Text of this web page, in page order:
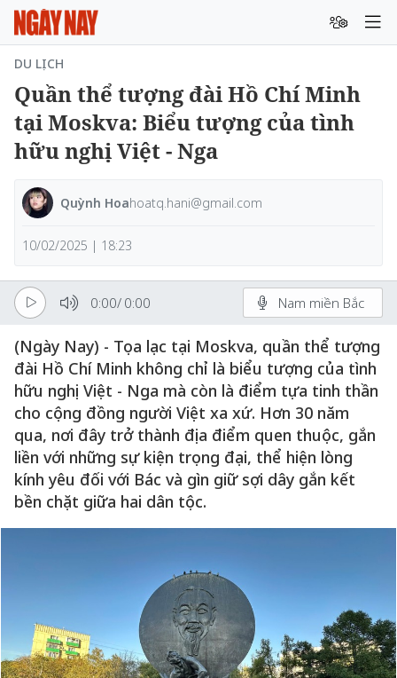
DU LỊCH
Quần thể tượng đài Hồ Chí Minh
tại Moskva: Biểu tượng của tình
hữu nghị Việt - Nga
Quỳnh Hoahoatq.hani@gmail.com
10/02/2025 | 18:23
0:00/ 0:00 Nam miền Bắc
(Ngày Nay) - Tọa lạc tại Moskva, quần thể tượng
đài Hồ Chí Minh không chỉ là biểu tượng của tình
hữu nghị Việt - Nga mà còn là điểm tựa tinh thần
cho cộng đồng người Việt xa xứ. Hơn 30 năm
qua, nơi đây trở thành địa điểm quen thuộc, gắn
liền với những sự kiện trọng đại, thể hiện lòng
kính yêu đối với Bác và gìn giữ sợi dây gắn kết
bền chặt giữa hai dân tộc.